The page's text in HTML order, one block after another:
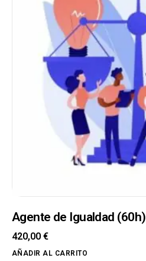
Agente de Igualdad (60h)
420,00 €
AÑADIR AL CARRITO